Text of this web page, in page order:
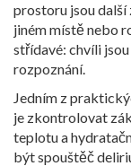
prostoru jsou další
jiném místě nebo
střídavé: chvíli
rozpoznání.
Jedním z
je zkontrolovat
teplotu a
být spouštěč